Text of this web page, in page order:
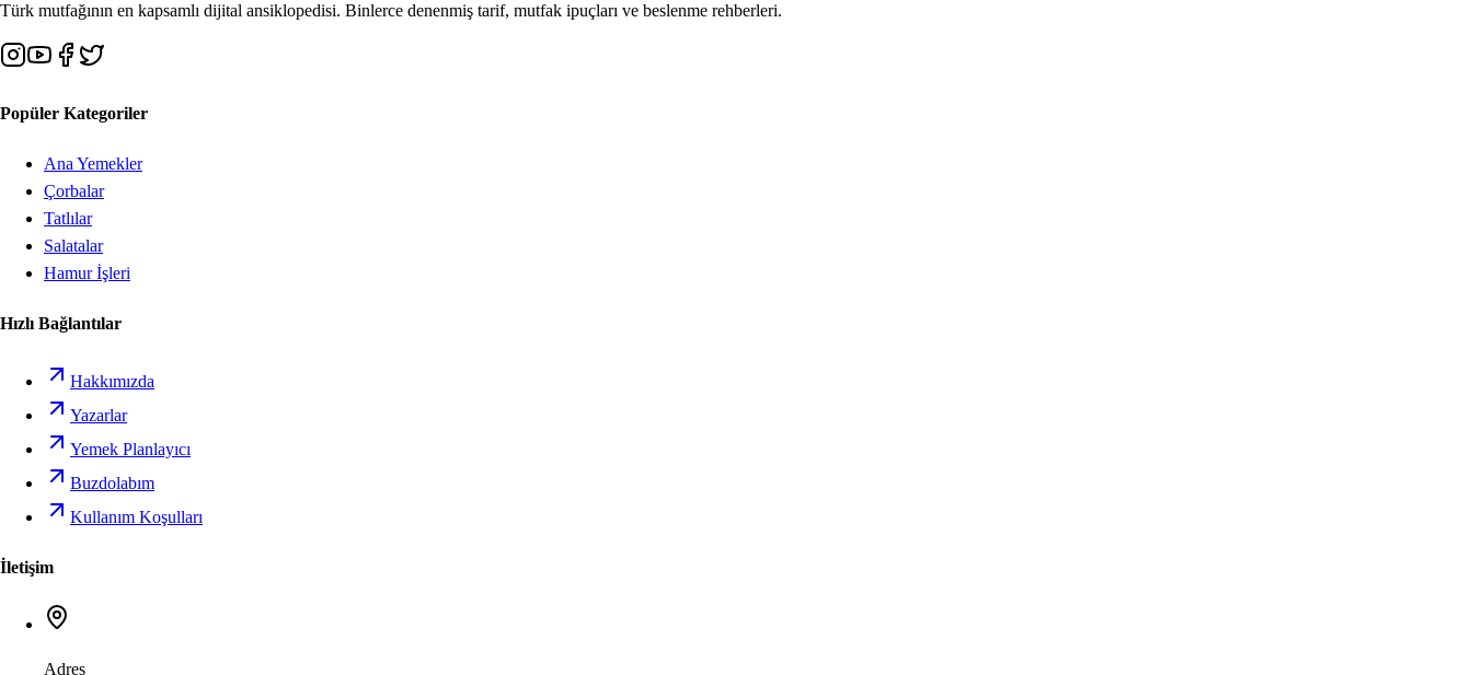
Türk mutfağının en kapsamlı dijital ansiklopedisi. Binlerce denenmiş tarif, mutfak ipuçları ve beslenme rehberleri.
Popüler Kategoriler
Ana Yemekler
Çorbalar
Tatlılar
Salatalar
Hamur İşleri
Hızlı Bağlantılar
Hakkımızda
Yazarlar
Yemek Planlayıcı
Buzdolabım
Kullanım Koşulları
İletişim
Adres